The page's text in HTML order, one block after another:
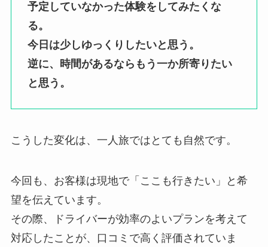
予定していなかった体験をしてみたくな
る。
今日は少しゆっくりしたいと思う。
逆に、時間があるならもう一か所寄りたい
と思う。
こうした変化は、一人旅ではとても自然です。
今回も、お客様は現地で「ここも行きたい」と希
望を伝えています。
その際、ドライバーが効率のよいプランを考えて
対応したことが、口コミで高く評価されていま